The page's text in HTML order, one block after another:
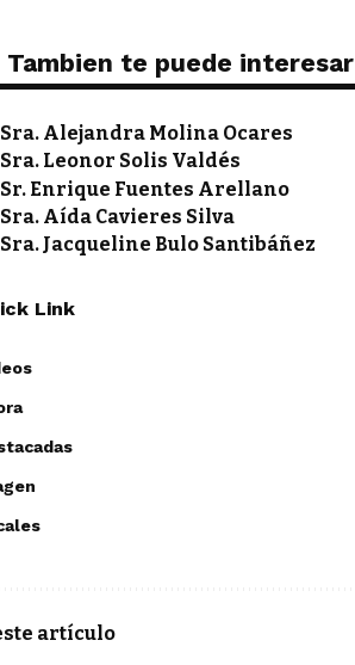
Tambien te puede interesar
Sra. Alejandra Molina Ocares
Sra. Leonor Solis Valdés
Sr. Enrique Fuentes Arellano
Sra. Aída Cavieres Silva
Sra. Jacqueline Bulo Santibáñez
Link
artículo